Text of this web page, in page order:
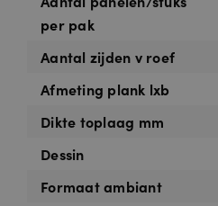
per pak
Aantal zijden v roef
Afmeting plank lxb
Dikte toplaag mm
Dessin
Formaat ambiant